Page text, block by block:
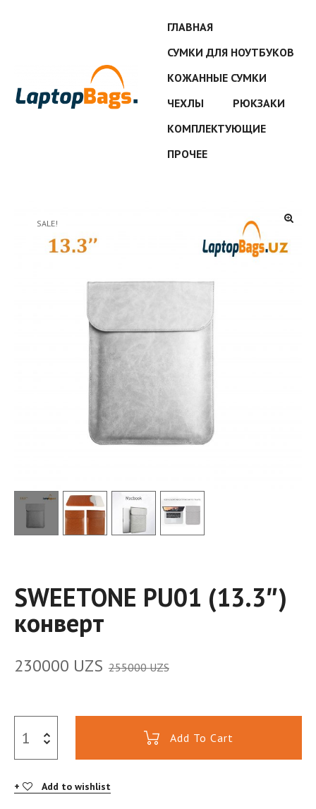
ГЛАВНАЯ
СУМКИ ДЛЯ НОУТБУКОВ
КОЖАННЫЕ СУМКИ
ЧЕХЛЫ
РЮКЗАКИ
КОМПЛЕКТУЮЩИЕ
ПРОЧЕЕ
SALE!
SWEETONE PU01 (13.3″)
конверт
255000UZS
230000 UZS
Add To Cart
Add to wishlist